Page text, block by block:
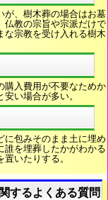
が、樹木葬の場合はお墓
仏教の宗旨や宗派だけで
な宗教を受け入れる樹木
購入費用が不要なためか
い場合が多い。
に包みそのまま土に埋め
誰を埋葬したかがわかる
いたりする。
するよくある質問